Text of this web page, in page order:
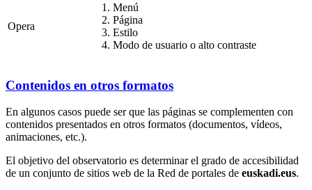
Opera
Menú
Página
Estilo
Modo de usuario o alto contraste
Contenidos en otros formatos
En algunos casos puede ser que las páginas se complementen con
contenidos presentados en otros formatos (documentos, vídeos,
animaciones, etc.).
El objetivo del observatorio es determinar el grado de accesibilidad
de un conjunto de sitios web de la Red de portales de euskadi.eus.